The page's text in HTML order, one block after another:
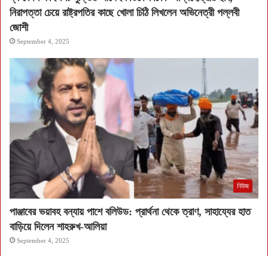
নিরাপত্তা চেয়ে রাষ্ট্রপতির কাছে খোলা চিঠি লিখলেন অভিনেত্রী পল্লবী
জোশী
September 4, 2025
নিউজ
পাঞ্জাবের ভয়াবহ বন্যায় পাশে বলিউড: প্রার্থনা থেকে ত্রাণ, সাহায্যের হাত
বাড়িয়ে দিলেন শাহরুখ-আলিয়া
September 4, 2025